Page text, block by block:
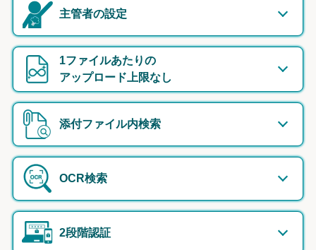
主管者の設定
1ファイルあたりの
アップロード上限なし
添付ファイル内検索
OCR検索
2段階認証